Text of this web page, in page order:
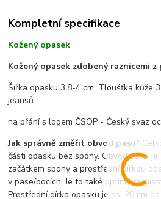
Kompletní specifikace
Kožený opasek
Kožený opasek zdobený raznicemi z
Šířka opasku 3,8-4 cm. Tloušťka kůže
jeansů.
na přání s logem ČSOP - Český svaz
Jak správně změřit obvod pasu?
části opasku bez spony. Obvod pasu
začátkem spony a prostřední dírkou
v pase/bocích. Je to také optimální
Prostřední dírka opasku je asi 20 cm